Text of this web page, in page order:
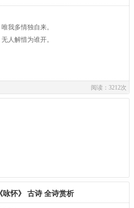
、出生于河南郑州新郑，葬于洛阳。白居
洛阳市郊。白园（白居易墓）坐落在洛阳
可怜身上衣正单?心忧炭贱愿天寒
我多情独自来。
人解惜为谁开。
多样，语言平易通俗，有“诗魔”和“诗
学士、左赞善大夫。有《白氏长庆集》传
恨歌》、《卖炭翁》、《琵琶行》等。白
阅读：3212次
咏怀》 古诗 全诗赏析